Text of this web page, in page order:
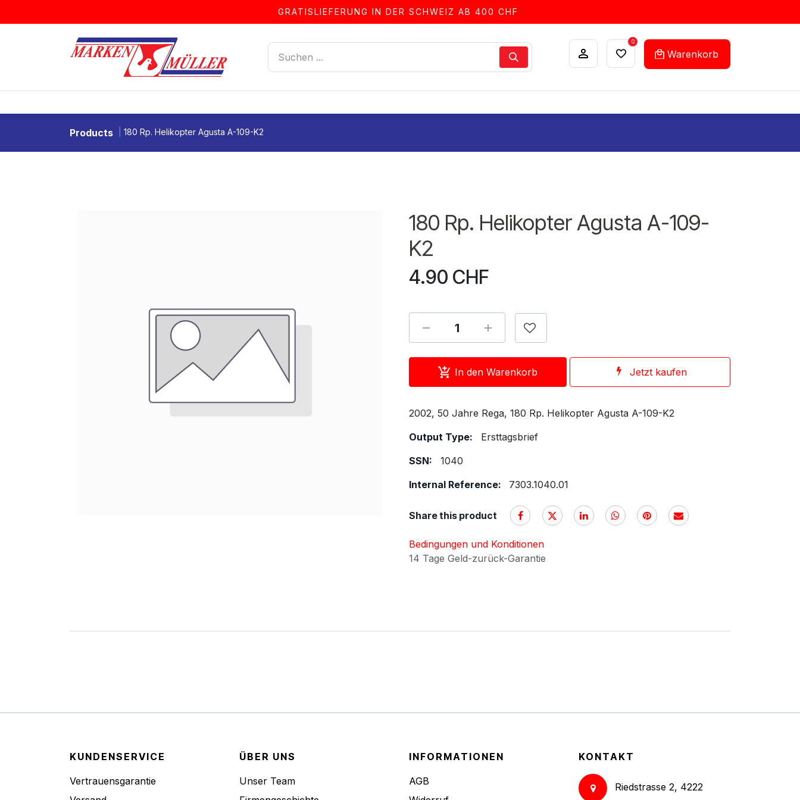
GRATISLIEFERUNG IN DER SCHWEIZ AB 400 CHF
0
Warenkorb
Products 180 Rp. Helikopter Agusta A-109-K2
180 Rp. Helikopter Agusta A-109-
K2
4.90 CHF
In den Warenkorb Jetzt kaufen
2002, 50 Jahre Rega, 180 Rp. Helikopter Agusta A-109-K2
Output Type:
Ersttagsbrief
SSN:
1040
Internal Reference:
7303.1040.01
Share this product
Bedingungen und Konditionen
14 Tage Geld-zurück-Garantie
KUNDENSERVICE
Vertrauensgarantie
ÜBER UNS
Unser Team
INFORMATIONEN
AGB
KONTAKT
Riedstrasse 2, 4222